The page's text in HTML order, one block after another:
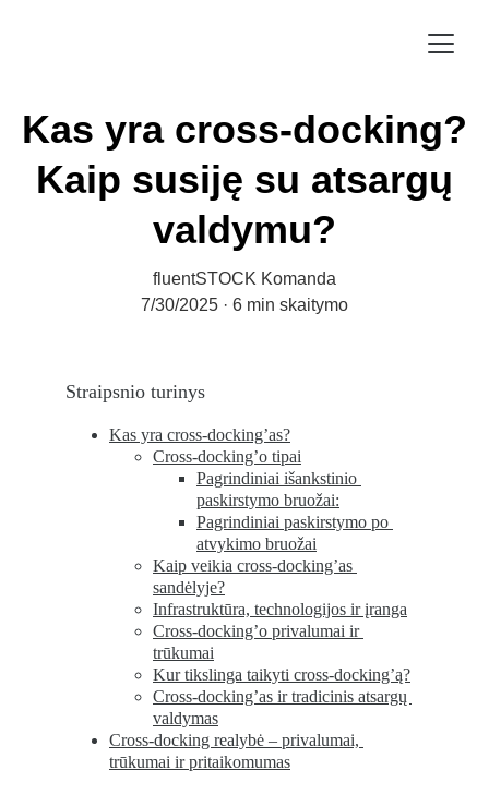
Kas yra cross-docking?
Kaip susiję su atsargų
valdymu?
fluentSTOCK Komanda
7/30/2025
6 min skaitymo
Straipsnio turinys
Kas yra cross-docking’as?
Cross-docking’o tipai
Pagrindiniai išankstinio
paskirstymo bruožai:
Pagrindiniai paskirstymo po
atvykimo bruožai
Kaip veikia cross-docking’as
sandėlyje?
Infrastruktūra, technologijos ir įranga
Cross-docking’o privalumai ir
trūkumai
Kur tikslinga taikyti cross-docking’ą?
Cross-docking’as ir tradicinis atsargų
valdymas
Cross-docking realybė – privalumai,
trūkumai ir pritaikomumas